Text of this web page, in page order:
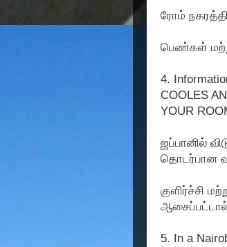
ரோம்
பெண்கள்
4.
COOLES
YOUR
ஜப்பானில்
தொடர்பான
குளிர்ச்சி
5. In a